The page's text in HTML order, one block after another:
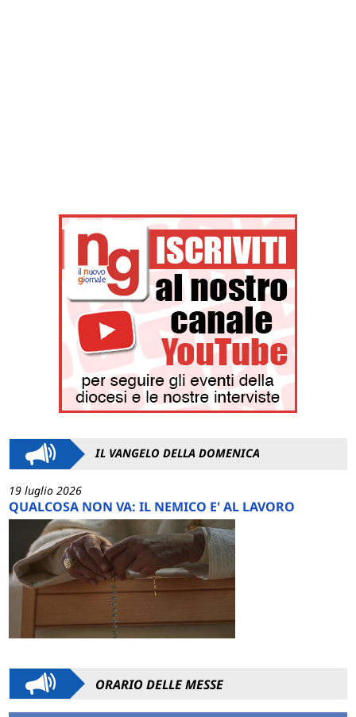
IL VANGELO DELLA DOMENICA
19 luglio 2026
QUALCOSA NON VA: IL NEMICO E' AL LAVORO
ORARIO DELLE MESSE